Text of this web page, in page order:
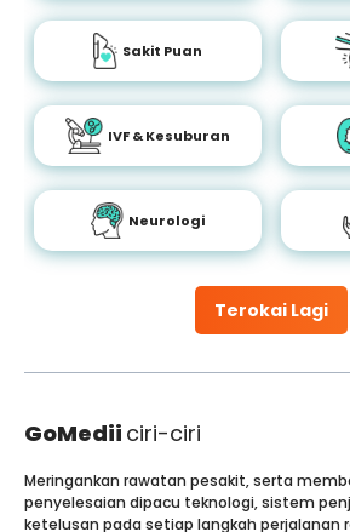
Terokai Lagi
Sakit Puan
IVF & Kesuburan
Neurologi
GoMedii ciri-ciri
Meringankan rawatan pesakit, serta
penyelesaian dipacu teknologi, sistem
ketelusan pada setiap langkah perjalanan